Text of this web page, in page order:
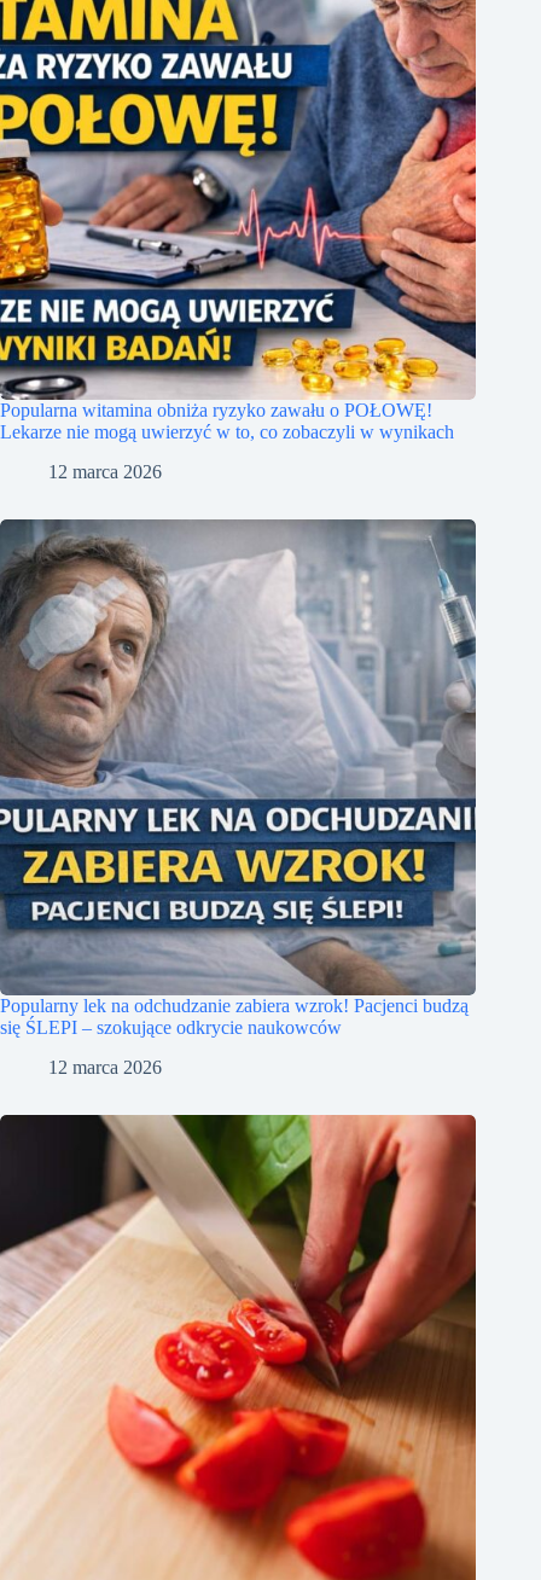
Popularna witamina obniża ryzyko zawału o POŁOWĘ!
Lekarze nie mogą uwierzyć w to, co zobaczyli w wynikach
12 marca 2026
Popularny lek na odchudzanie zabiera wzrok! Pacjenci budzą
się ŚLEPI – szokujące odkrycie naukowców
12 marca 2026